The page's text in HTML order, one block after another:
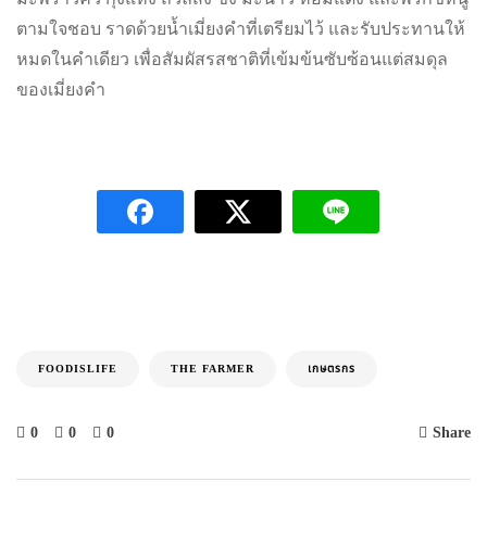
ตามใจชอบ ราดด้วยน้ำเมี่ยงคำที่เตรียมไว้ และรับประทานให้
หมดในคำเดียว เพื่อสัมผัสรสชาติที่เข้มข้นซับซ้อนแต่สมดุล
ของเมี่ยงคำ
FOODISLIFE THE FARMER เกษตรกร
0 0 0 Share